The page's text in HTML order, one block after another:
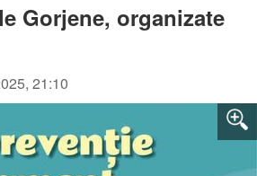
Gorjene, organizate
21:10